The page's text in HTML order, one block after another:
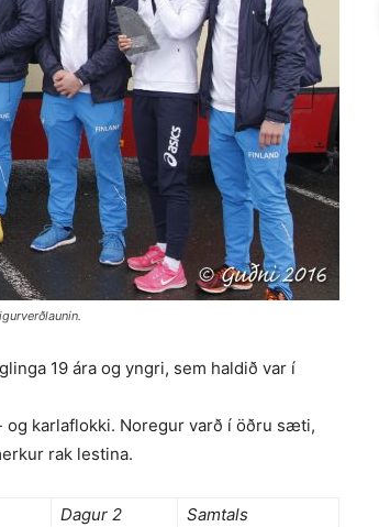
19 ára og yngri, sem haldið var í
karlaflokki. Noregur varð í öðru sæti,
rak lestina.
Dagur 2
Samtals